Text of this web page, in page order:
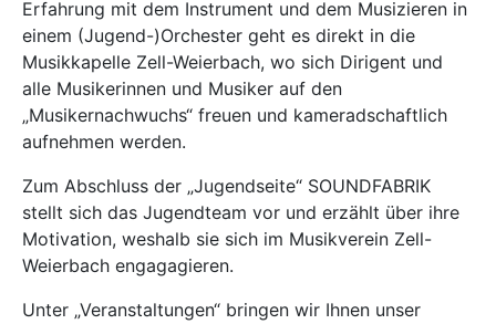
Erfahrung mit dem Instrument und dem Musizieren in
einem (Jugend-)Orchester geht es direkt in die
Musikkapelle Zell-Weierbach, wo sich Dirigent und
alle Musikerinnen und Musiker auf den
„Musikernachwuchs“ freuen und kameradschaftlich
aufnehmen werden.
Zum Abschluss der „Jugendseite“ SOUNDFABRIK
stellt sich das Jugendteam vor und erzählt über ihre
Motivation, weshalb sie sich im Musikverein Zell-
Weierbach engagagieren.
Unter „Veranstaltungen“ bringen wir Ihnen unser